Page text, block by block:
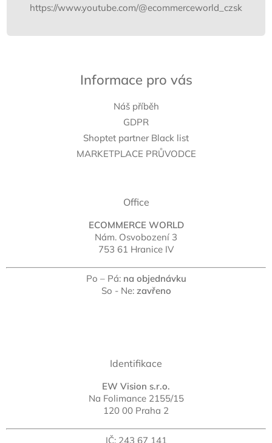
https://www.youtube.com/@ecommerceworld_czsk
Informace pro vás
Náš příběh
GDPR
Shoptet partner Black list
MARKETPLACE PRŮVODCE
Office
ECOMMERCE WORLD
Nám. Osvobození 3
753 61 Hranice IV
Po – Pá: na objednávku
So - Ne: zavřeno
Identifikace
EW Vision s.r.o.
Na Folimance 2155/15
120 00 Praha 2
IČ: 243 67 141